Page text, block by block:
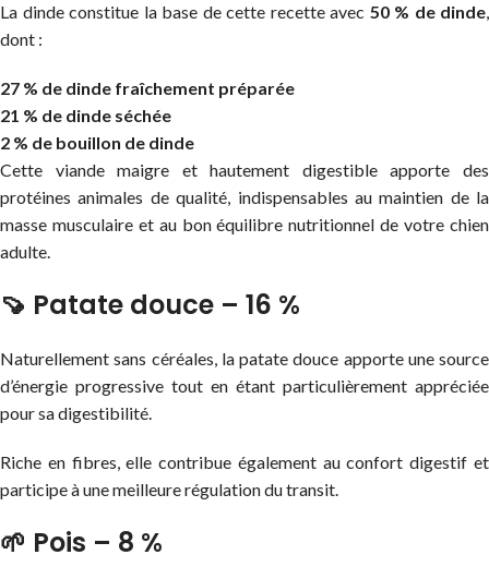
La dinde constitue la base de cette recette avec 50 % de dinde,
dont :
27 % de dinde fraîchement préparée
21 % de dinde séchée
2 % de bouillon de dinde
Cette viande maigre et hautement digestible apporte des
protéines animales de qualité, indispensables au maintien de la
masse musculaire et au bon équilibre nutritionnel de votre chien
adulte.
🍠 Patate douce – 16 %
Naturellement sans céréales, la patate douce apporte une source
d’énergie progressive tout en étant particulièrement appréciée
pour sa digestibilité.
Riche en fibres, elle contribue également au confort digestif et
participe à une meilleure régulation du transit.
🌱 Pois – 8 %